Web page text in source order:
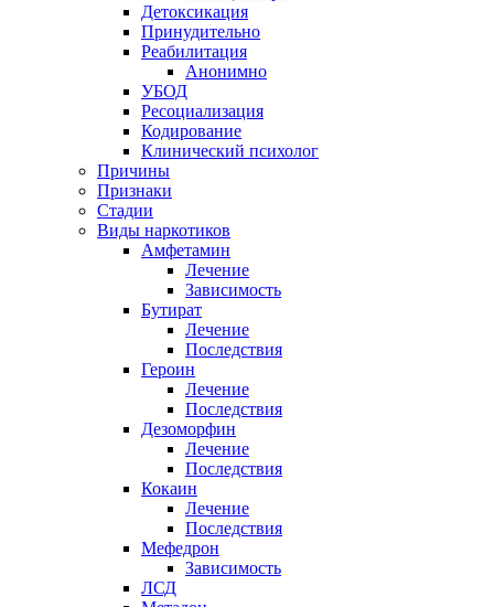
Детоксикация
Принудительно
Реабилитация
Анонимно
УБОД
Ресоциализация
Кодирование
Клинический психолог
Причины
Признаки
Стадии
Виды наркотиков
Амфетамин
Лечение
Зависимость
Бутират
Лечение
Последствия
Героин
Лечение
Последствия
Дезоморфин
Лечение
Последствия
Кокаин
Лечение
Последствия
Мефедрон
Зависимость
ЛСД